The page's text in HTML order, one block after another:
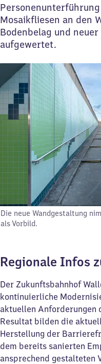
Mosaikfliesen an den
Bodenbelag und
aufgewertet.
Die neue Wandgestaltung
als Vorbild.
Regionale Infos
Der Zukunftsbahnhof
kontinuierliche
aktuellen Anforderungen
Resultat bilden die
Herstellung der
dem bereits sanierten
ansprechend gestalteten